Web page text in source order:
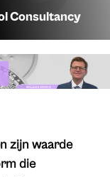
Consultancy
zijn waarde
die